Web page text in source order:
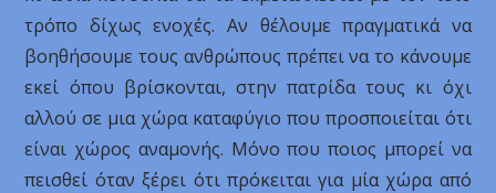
τρόπο δίχως ενοχές. Αν θέλουμε πραγματικά να
βοηθήσουμε τους ανθρώπους πρέπει να το κάνουμε
εκεί όπου βρίσκονται, στην πατρίδα τους κι όχι
αλλού σε μια χώρα καταφύγιο που προσποιείται ότι
είναι χώρος αναμονής. Μόνο που ποιος μπορεί να
πεισθεί όταν ξέρει ότι πρόκειται για μία χώρα από